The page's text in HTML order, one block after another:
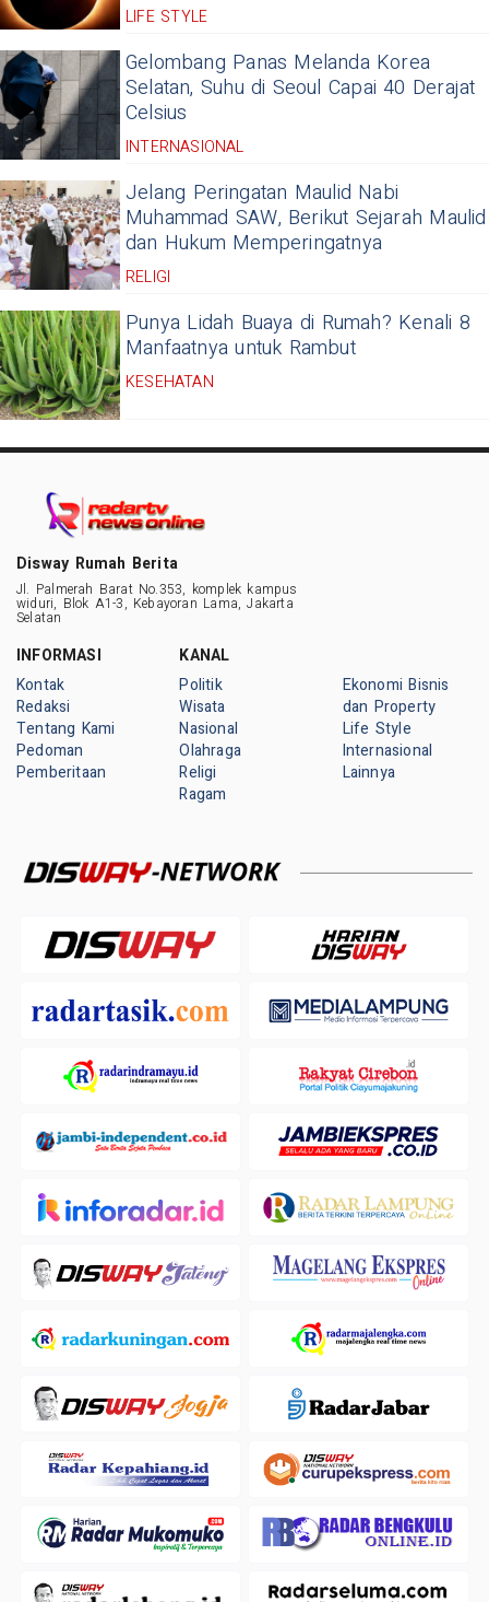
LIFE STYLE
Gelombang Panas Melanda Korea
Selatan, Suhu di Seoul Capai 40 Derajat
Celsius
INTERNASIONAL
Jelang Peringatan Maulid Nabi
Muhammad SAW, Berikut Sejarah Maulid
dan Hukum Memperingatnya
RELIGI
Punya Lidah Buaya di Rumah? Kenali 8
Manfaatnya untuk Rambut
KESEHATAN
Disway Rumah Berita
Jl. Palmerah Barat No.353, komplek kampus
widuri, Blok A1-3, Kebayoran Lama, Jakarta
Selatan
INFORMASI
Kontak
Redaksi
Tentang Kami
Pedoman
Pemberitaan
KANAL
Politik
Wisata
Nasional
Olahraga
Religi
Ragam
Ekonomi Bisnis
dan Property
Life Style
Internasional
Lainnya